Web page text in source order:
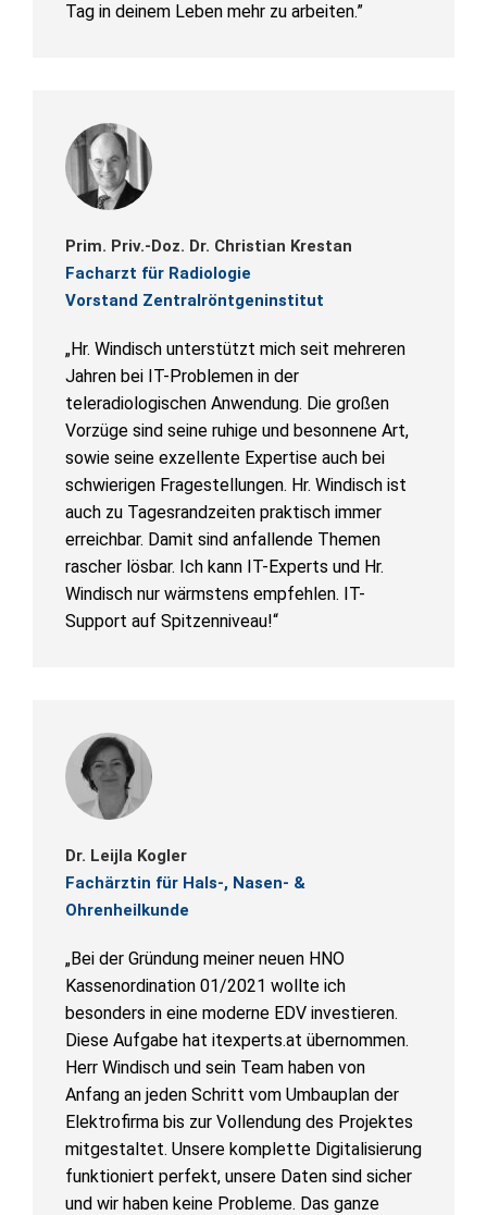
Tag in deinem Leben mehr zu arbeiten.”
Prim. Priv.-Doz. Dr. Christian Krestan
Facharzt für Radiologie
Vorstand Zentralröntgeninstitut
„Hr. Windisch unterstützt mich seit mehreren
Jahren bei IT-Problemen in der
teleradiologischen Anwendung. Die großen
Vorzüge sind seine ruhige und besonnene Art,
sowie seine exzellente Expertise auch bei
schwierigen Fragestellungen. Hr. Windisch ist
auch zu Tagesrandzeiten praktisch immer
erreichbar. Damit sind anfallende Themen
rascher lösbar. Ich kann IT-Experts und Hr.
Windisch nur wärmstens empfehlen. IT-
Support auf Spitzenniveau!“
Dr. Leijla Kogler
Fachärztin für Hals-, Nasen- &
Ohrenheilkunde
„Bei der Gründung meiner neuen HNO
Kassenordination 01/2021 wollte ich
besonders in eine moderne EDV investieren.
Diese Aufgabe hat itexperts.at übernommen.
Herr Windisch und sein Team haben von
Anfang an jeden Schritt vom Umbauplan der
Elektrofirma bis zur Vollendung des Projektes
mitgestaltet. Unsere komplette Digitalisierung
funktioniert perfekt, unsere Daten sind sicher
und wir haben keine Probleme. Das ganze